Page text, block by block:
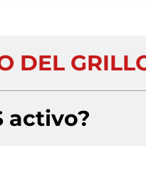
DEL
activo?